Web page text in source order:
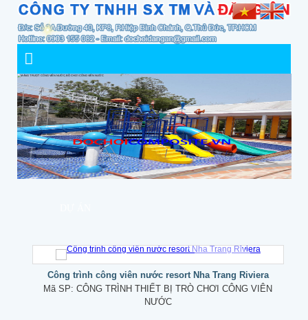
Công trình công viên nước resort Nha Trang Riviera
Mã SP:CÔNG TRÌNH THIẾT BỊ TRÒ CHƠI CÔNG VIÊN
NƯỚC